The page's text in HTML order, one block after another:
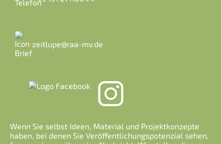
zeitlupe@raa-mv.de
Wenn Sie selbst Ideen, Material und Projektkonzepte
haben, bei denen Sie Veröffentlichungspotenzial sehen,